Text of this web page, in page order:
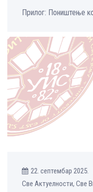
Прилог: Поништење
22. септембар 2025.
Све Aктуелности, Све